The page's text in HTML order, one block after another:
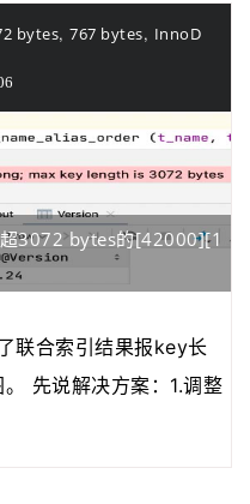
bytes, 767 bytes, InnoD
3072 bytes的[42000][1
联合索引结果报key长
先说解决方案：1.调整